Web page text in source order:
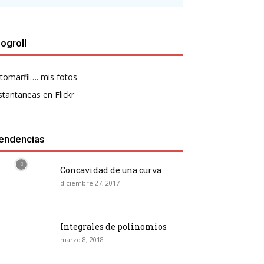
mis fotos
en Flickr
Concavidad de una curva
diciembre 27, 2017
Integrales de polinomios
marzo 8, 2018